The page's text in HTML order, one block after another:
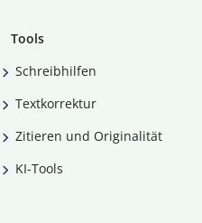
Tools
Schreibhilfen
Textkorrektur
Zitieren und Originalität
KI-Tools